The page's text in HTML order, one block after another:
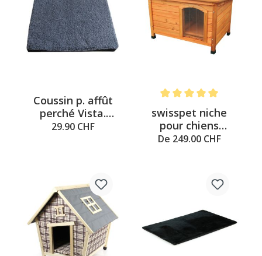
Coussin p. affût
perché Vista.
45x44x4cm, gris-
29.90 CHF
Note moyenne de 5 sur 5
swisspet niche
pour chiens
Albergo avec
De 249.00 CHF